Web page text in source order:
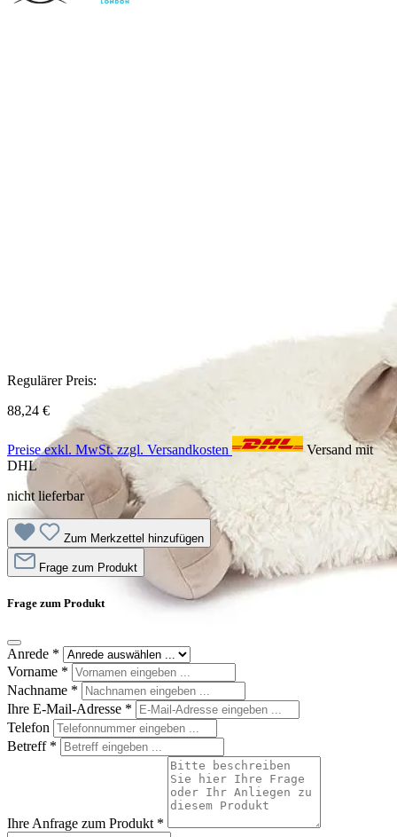
Regulärer Preis:
88,24 €
Preise exkl. MwSt. zzgl. Versandkosten
Versand mit
DHL
nicht lieferbar
Zum Merkzettel hinzufügen
Frage zum Produkt
Frage zum Produkt
Anrede *
Vorname *
Nachname *
Ihre E-Mail-Adresse *
Telefon
Betreff *
Ihre Anfrage zum Produkt *